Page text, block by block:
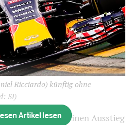
Ricciardo) künftig ohne
SI)
Renault prüft einen Ausstieg
Artikel lesen